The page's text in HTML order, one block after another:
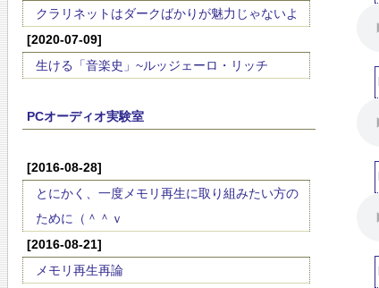
クラリネットはダークばかりが魅力じゃないよ
[2020-07-09]
生ける「音楽史」~ルッジェーロ・リッチ
PCオーディオ実験室
[2016-08-28]
とにかく、一度メモリ再生に取り組みたい方の
ために（＾＾ｖ
[2016-08-21]
メモリ再生再論